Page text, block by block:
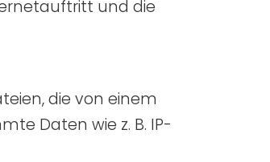
und die
die von einem
Daten wie z. B. IP-